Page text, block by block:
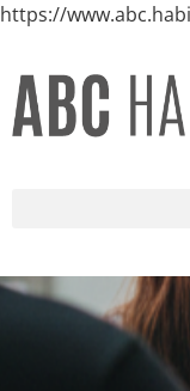
https://